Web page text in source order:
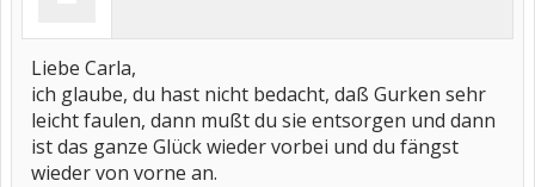
Liebe Carla,
ich glaube, du hast nicht bedacht, daß Gurken sehr
leicht faulen, dann mußt du sie entsorgen und dann
ist das ganze Glück wieder vorbei und du fängst
wieder von vorne an.